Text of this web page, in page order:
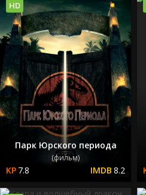
Парк Юрского периода
(фильм)
7.8 8.2
HD